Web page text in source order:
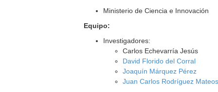
Ministerio de Ciencia e Innovación
Equipo:
Investigadores:
Carlos Echevarría Jesús
David Florido del Corral
Joaquín Márquez Pérez
Juan Carlos Rodríguez